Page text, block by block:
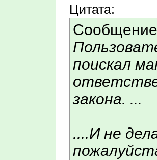
Цитата:
поискал
закона. ...
....И не